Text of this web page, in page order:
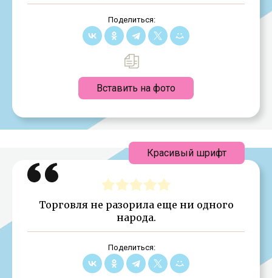
Поделиться:
Вставить на фото
Торговля не разорила еще ни одного
народа.
Поделиться:
Красивый шрифт